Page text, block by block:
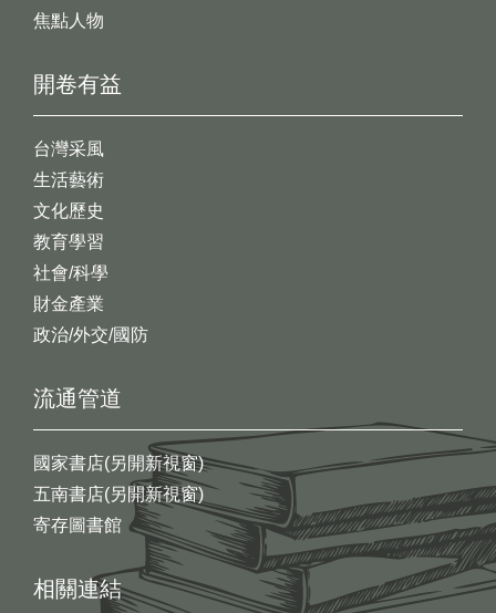
開卷有益
台灣采風
生活藝術
文化歷史
教育學習
社會/科學
財金產業
政治/外交/國防
焦點人物
流通管道
國家書店(另開新視窗)
五南書店(另開新視窗)
寄存圖書館
相關連結